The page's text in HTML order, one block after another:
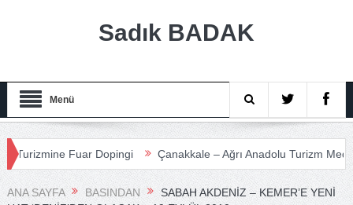
Sadık BADAK
Menü
Fuar Dopingi Çanakkale – Ağrı Anadolu Turizm Medeniyet
ANA SAYFA BASINDAN
SABAH AKDENIZ – KEMER’E YENI